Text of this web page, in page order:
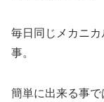
毎日同じメカニ
事。
簡単に出来る事